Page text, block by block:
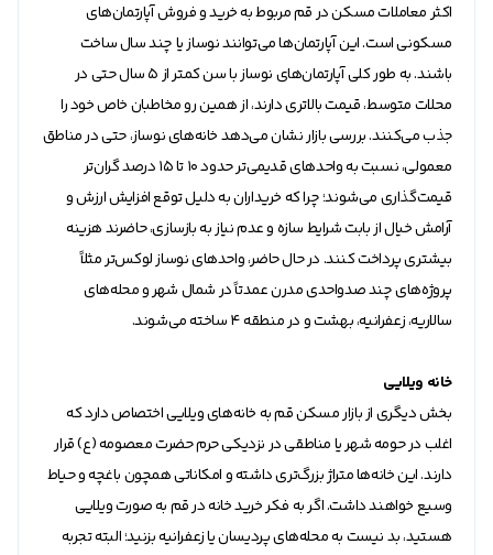
اکثر معاملات مسکن در قم مربوط به خرید و فروش آپارتمان‌های
مسکونی است. این آپارتمان‌ها می‌توانند نوساز یا چند سال ساخت
باشند. به طور کلی آپارتمان‌های نوساز با سن کمتر از ۵ سال حتی در
محلات متوسط، قیمت بالاتری دارند، از همین رو مخاطبان خاص خود را
جذب می‌کنند. بررسی بازار نشان می‌دهد خانه‌های نوساز، حتی در مناطق
معمولی، نسبت به واحد‌های قدیمی‌تر حدود 10 تا 15 درصد گران‌تر
قیمت‌گذاری می‌شوند؛ چرا که خریداران به دلیل توقع افزایش ارزش و
آرامش خیال از بابت شرایط سازه و عدم نیاز به بازسازی، حاضرند هزینه
بیشتری پرداخت کنند. در حال حاضر، واحد‌های نوساز لوکس‌تر مثلاً
پروژه‌های چند صدواحدی مدرن عمدتاً در شمال شهر و محله‌های
سالاریه، زعفرانیه، بهشت و در منطقه ۴ ساخته می‌شوند.
خانه ویلایی
بخش دیگری از بازار مسکن قم به خانه‌های ویلایی اختصاص دارد که
اغلب در حومه شهر یا مناطقی در نزدیکی حرم حضرت معصومه (ع) قرار
دارند. این خانه‌ها متراژ بزرگ‌تری داشته و امکاناتی همچون باغچه و حیاط
وسیع خواهند داشت. اگر به فکر خرید خانه در قم به صورت ویلایی
هستید، بد نیست به محله‌های پردیسان یا زعفرانیه بزنید؛ البته تجربه